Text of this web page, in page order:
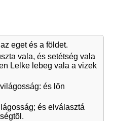
eget és a földet.
vala, és setétség vala
Lelke lebeg vala a vizek
és lõn
és elválasztá